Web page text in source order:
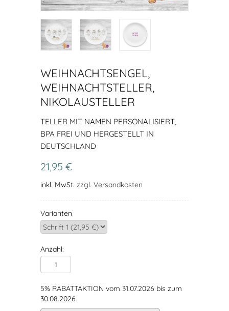
WEIHNACHTSENGEL,
WEIHNACHTSTELLER,
NIKOLAUSTELLER
TELLER MIT NAMEN PERSONALISIERT,
BPA FREI UND HERGESTELLT IN
DEUTSCHLAND
21,95 €
inkl. MwSt. zzgl. Versandkosten
Varianten
Anzahl:
5% RABATTAKTION vom 31.07.2026 bis zum
30.08.2026